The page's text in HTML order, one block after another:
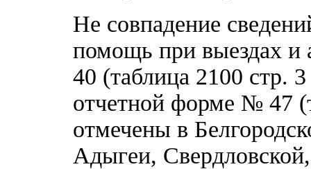
Не совпадение
помощь при выездах и
40 (таблица 2100 стр.
отчетной форме № 47
отмечены в
Адыгеи,